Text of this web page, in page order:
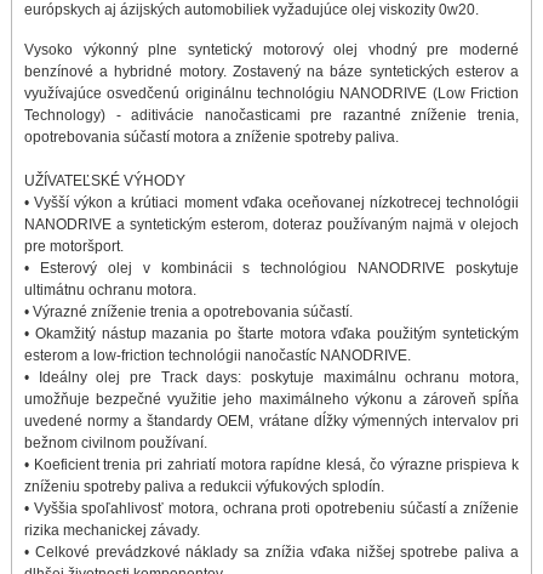
európskych aj ázijských automobiliek vyžadujúce olej viskozity 0w20.
Vysoko výkonný plne syntetický motorový olej vhodný pre moderné
benzínové a hybridné motory. Zostavený na báze syntetických esterov a
využívajúce osvedčenú originálnu technológiu NANODRIVE (Low Friction
Technology) - aditivácie nanočasticami pre razantné zníženie trenia,
opotrebovania súčastí motora a zníženie spotreby paliva.
UŽÍVATEĽSKÉ VÝHODY
• Vyšší výkon a krútiaci moment vďaka oceňovanej nízkotrecej technológii
NANODRIVE a syntetickým esterom, doteraz používaným najmä v olejoch
pre motoršport.
• Esterový olej v kombinácii s technológiou NANODRIVE poskytuje
ultimátnu ochranu motora.
• Výrazné zníženie trenia a opotrebovania súčastí.
• Okamžitý nástup mazania po štarte motora vďaka použitým syntetickým
esterom a low-friction technológii nanočastíc NANODRIVE.
• Ideálny olej pre Track days: poskytuje maximálnu ochranu motora,
umožňuje bezpečné využitie jeho maximálneho výkonu a zároveň spĺňa
uvedené normy a štandardy OEM, vrátane dĺžky výmenných intervalov pri
bežnom civilnom používaní.
• Koeficient trenia pri zahriatí motora rapídne klesá, čo výrazne prispieva k
zníženiu spotreby paliva a redukcii výfukových splodín.
• Vyššia spoľahlivosť motora, ochrana proti opotrebeniu súčastí a zníženie
rizika mechanickej závady.
• Celkové prevádzkové náklady sa znížia vďaka nižšej spotrebe paliva a